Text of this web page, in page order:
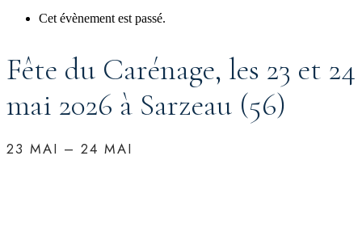
Cet évènement est passé.
Fête du Carénage, les 23 et 24
mai 2026 à Sarzeau (56)
23 MAI –24 MAI